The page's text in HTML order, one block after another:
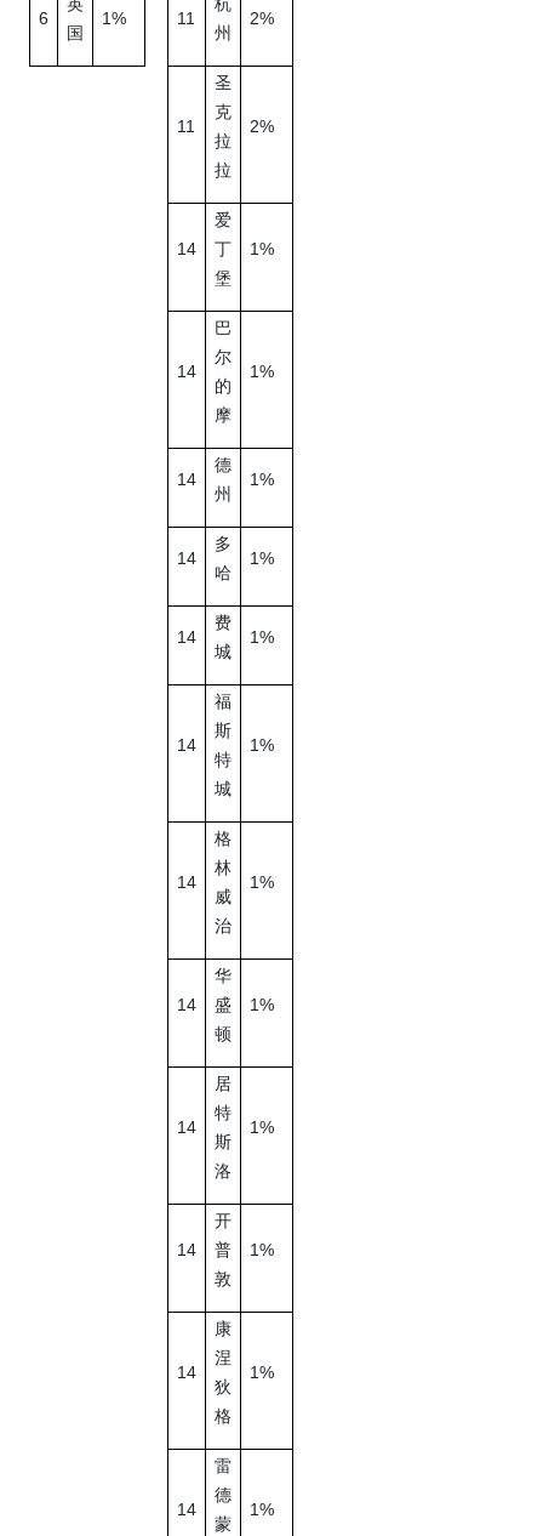
6
英
国
1% 11
杭
州
2%
11
圣
克
拉
拉
2%
14
爱
丁
堡
1%
14
巴
尔
的
摩
1%
14
德
州
1%
14
多
哈
1%
14
费
城
1%
14
福
斯
特
城
1%
14
格
林
威
治
1%
14
华
盛
顿
1%
14
居
特
斯
洛
1%
14
开
普
敦
1%
14
康
涅
狄
格
1%
14
雷
德
蒙
1%